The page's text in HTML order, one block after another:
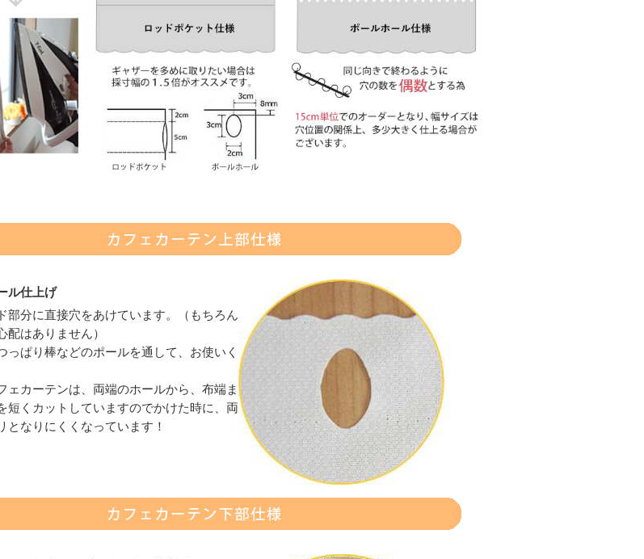
ル仕上げ
部分に直接穴をあけています。（もちろん
配はありません）
っぱり棒などのポールを通して、お使いく
ェカーテンは、両端のホールから、布端ま
短くカットしていますのでかけた時に、両
となりにくくなっています！